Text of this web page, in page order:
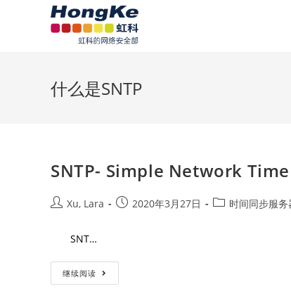
什么是SNTP
SNTP- Simple Network
Xu, Lara 2020年3月27日 时间同步服
SNT…
继续阅读